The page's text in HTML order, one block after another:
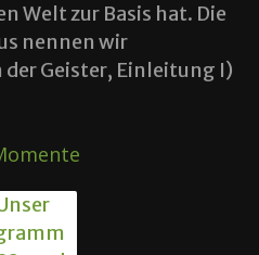
Welt zur Basis hat. Die
nennen wir
Geister, Einleitung I)